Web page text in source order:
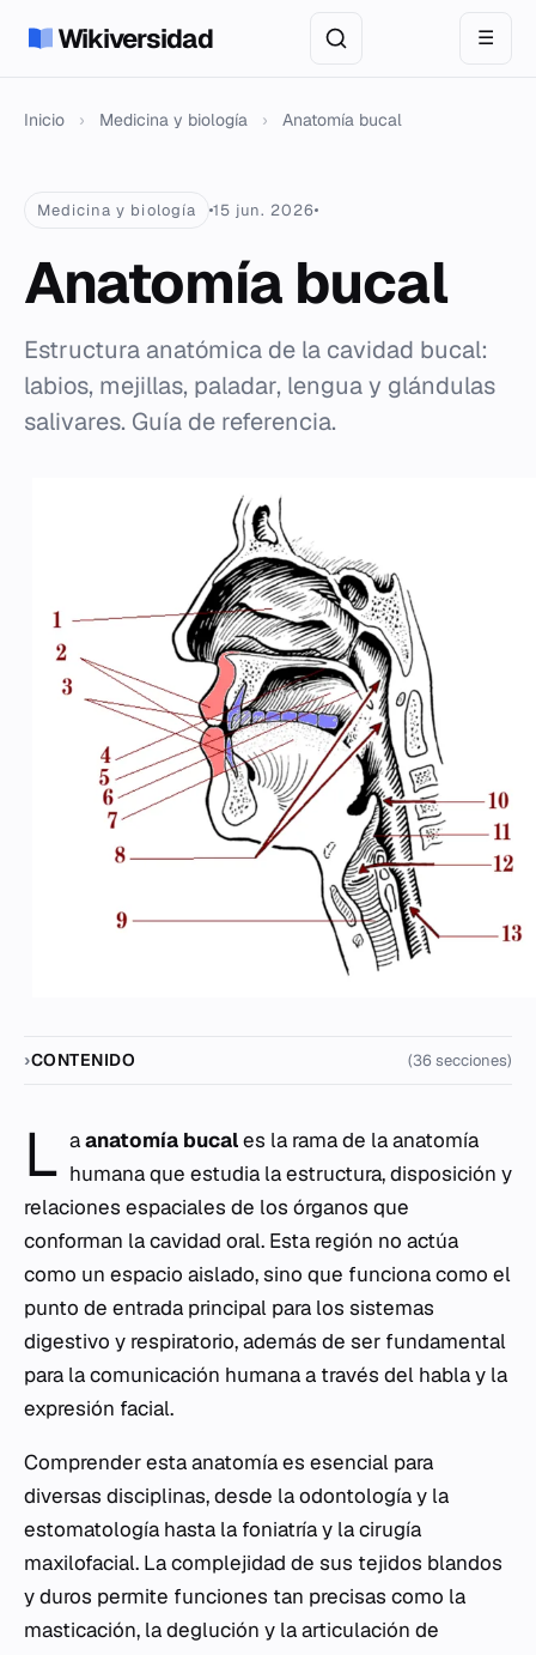
Wikiversidad ☰
Inicio › Medicina y biología › Anatomía bucal
Medicina y biología 15 jun. 2026
Anatomía bucal
Estructura anatómica de la cavidad bucal:
labios, mejillas, paladar, lengua y glándulas
salivares. Guía de referencia.
CONTENIDO (36 secciones)
L aanatomía bucales la rama de la anatomía
humana que estudia la estructura, disposición y
relaciones espaciales de los órganos que
conforman la cavidad oral. Esta región no actúa
como un espacio aislado, sino que funciona como el
punto de entrada principal para los sistemas
digestivo y respiratorio, además de ser fundamental
para la comunicación humana a través del habla y la
expresión facial.
Comprender esta anatomía es esencial para
diversas disciplinas, desde la odontología y la
estomatología hasta la foniatría y la cirugía
maxilofacial. La complejidad de sus tejidos blandos
y duros permite funciones tan precisas como la
masticación, la deglución y la articulación de